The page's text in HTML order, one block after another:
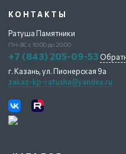
КОНТАКТЫ
Ратуша Памятники
ПН-ВС с 10:00 до 20:00
+7 (843) 205-09-53
г. Казань,ул. Пионерская 9а
zakaz-kp-ratusha@yandex.ru